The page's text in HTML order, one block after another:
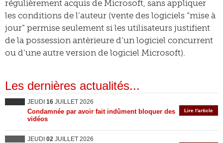
régulièrement acquis de Microsoft, sans appliquer
les conditions de l’auteur (vente des logiciels “mise à
jour” permise seulement si les utilisateurs justifient
de la possession antèrieure d’un logiciel concurrent
ou d’une autre version de logiciel Microsoft).
Les dernières actualités...
JEUDI 16 JUILLET 2026
Lire l'article
Condamnée par avoir fait indûment bloquer des
vidéos
JEUDI 02 JUILLET 2026